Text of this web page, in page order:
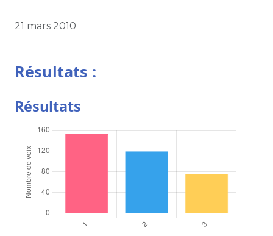
21 mars 2010
Résultats :
Résultats